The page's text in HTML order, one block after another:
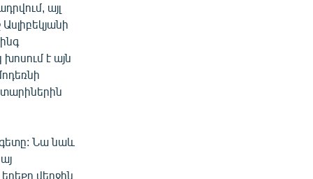
այլ
է այն
Նա նաև
վերջին